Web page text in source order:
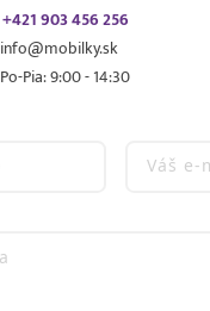
+421 903 456 256
info@mobilky.sk
Po-Pia: 9:00 - 14:30